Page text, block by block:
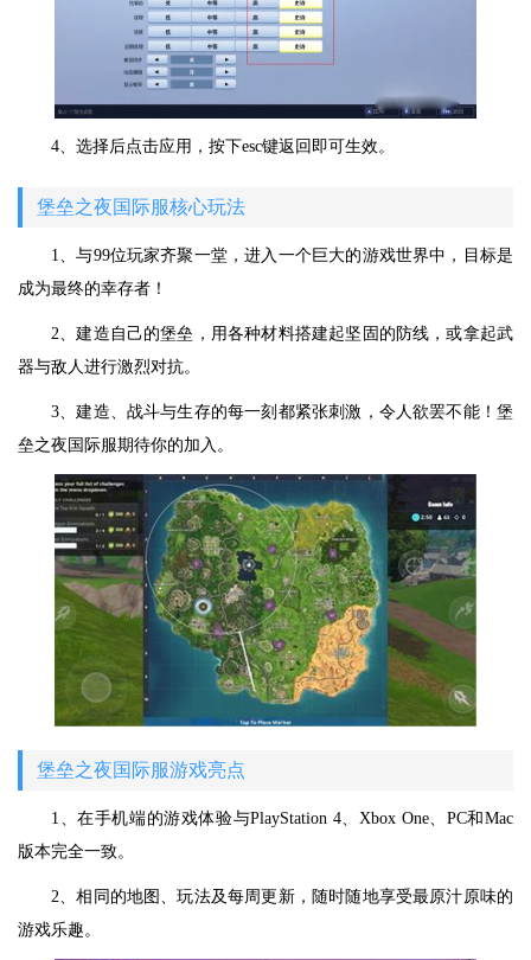
4、选择后点击应用，按下esc键返回即可生效。
堡垒之夜国际服核心玩法
1、与99位玩家齐聚一堂，进入一个巨大的游戏世界中，目标是
成为最终的幸存者！
2、建造自己的堡垒，用各种材料搭建起坚固的防线，或拿起武
器与敌人进行激烈对抗。
3、建造、战斗与生存的每一刻都紧张刺激，令人欲罢不能！堡
垒之夜国际服期待你的加入。
堡垒之夜国际服游戏亮点
1、在手机端的游戏体验与PlayStation 4、Xbox One、PC和Mac
版本完全一致。
2、相同的地图、玩法及每周更新，随时随地享受最原汁原味的
游戏乐趣。